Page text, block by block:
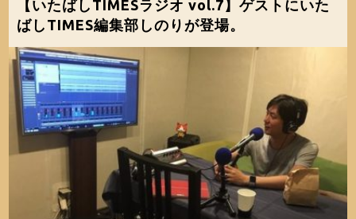
【いたばしTIMESラジオ vol.7】ゲストにいた
ばしTIMES編集部しのりが登場。